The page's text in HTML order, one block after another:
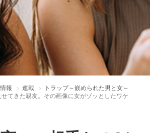
報 連載
トラップ～嵌められた男と女～
てきた親友。その画像に女がゾッとしたワケ